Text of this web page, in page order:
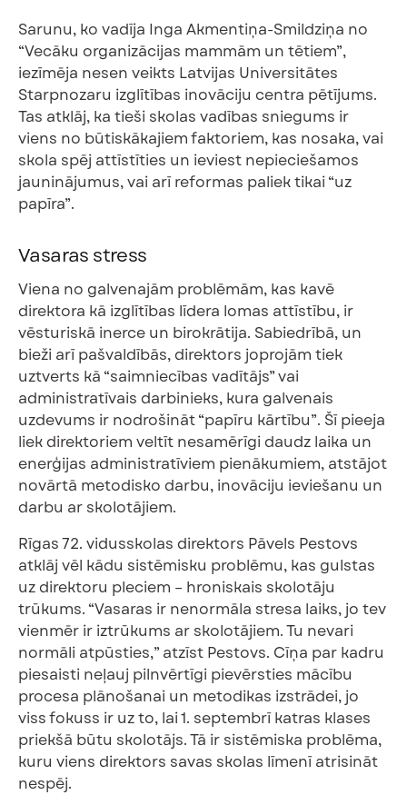
Sarunu, ko vadīja Inga Akmentiņa-Smildziņa no
“Vecāku organizācijas mammām un tētiem”,
iezīmēja nesen veikts Latvijas Universitātes
Starpnozaru izglītības inovāciju centra pētījums.
Tas atklāj, ka tieši skolas vadības sniegums ir
viens no būtiskākajiem faktoriem, kas nosaka, vai
skola spēj attīstīties un ieviest nepieciešamos
jauninājumus, vai arī reformas paliek tikai “uz
papīra”.
Vasaras stress
Viena no galvenajām problēmām, kas kavē
direktora kā izglītības līdera lomas attīstību, ir
vēsturiskā inerce un birokrātija. Sabiedrībā, un
bieži arī pašvaldībās, direktors joprojām tiek
uztverts kā “saimniecības vadītājs” vai
administratīvais darbinieks, kura galvenais
uzdevums ir nodrošināt “papīru kārtību”. Šī pieeja
liek direktoriem veltīt nesamērīgi daudz laika un
enerģijas administratīviem pienākumiem, atstājot
novārtā metodisko darbu, inovāciju ieviešanu un
darbu ar skolotājiem.
Rīgas 72. vidusskolas direktors Pāvels Pestovs
atklāj vēl kādu sistēmisku problēmu, kas gulstas
uz direktoru pleciem – hroniskais skolotāju
trūkums. “Vasaras ir nenormāla stresa laiks, jo tev
vienmēr ir iztrūkums ar skolotājiem. Tu nevari
normāli atpūsties,” atzīst Pestovs. Cīņa par kadru
piesaisti neļauj pilnvērtīgi pievērsties mācību
procesa plānošanai un metodikas izstrādei, jo
viss fokuss ir uz to, lai 1. septembrī katras klases
priekšā būtu skolotājs. Tā ir sistēmiska problēma,
kuru viens direktors savas skolas līmenī atrisināt
nespēj.